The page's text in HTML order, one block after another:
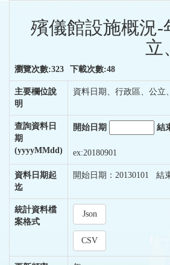
殯儀館設施概況
立
瀏覽次數:323 下載次數:48
主要欄位說
明
資料日期、行政區、公立
查詢資料日
期
(yyyyMMdd)
開始日期 結
ex:20180901
資料日期起
迄
開始日期：20130101 結
統計資料檔
案格式
Json
CSV